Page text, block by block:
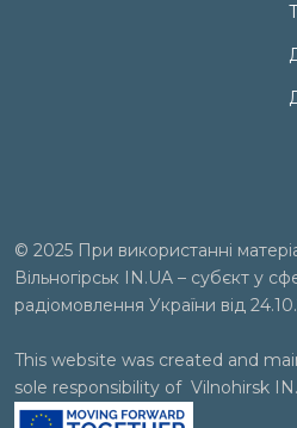
© 2025 При використанні
Вільногірськ IN.UA – субєкт у
радіомовлення України від
This website was created and
sole responsibility of Vilnohirsk